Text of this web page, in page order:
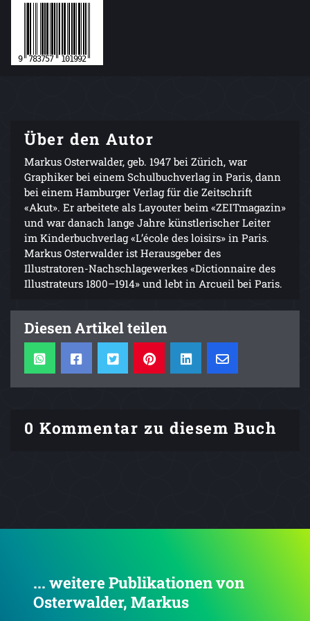
Über den Autor
Markus Osterwalder, geb. 1947 bei Zürich, war
Graphiker bei einem Schulbuchverlag in Paris, dann
bei einem Hamburger Verlag für die Zeitschrift
«Akut». Er arbeitete als Layouter beim «ZEITmagazin»
und war danach lange Jahre künstlerischer Leiter
im Kinderbuchverlag «L’école des loisirs» in Paris.
Markus Osterwalder ist Herausgeber des
Illustratoren-Nachschlagewerkes «Dictionnaire des
Illustrateurs 1800–1914» und lebt in Arcueil bei Paris.
Diesen Artikel teilen
0 Kommentar zu diesem Buch
... weitere Publikationen von
Osterwalder, Markus